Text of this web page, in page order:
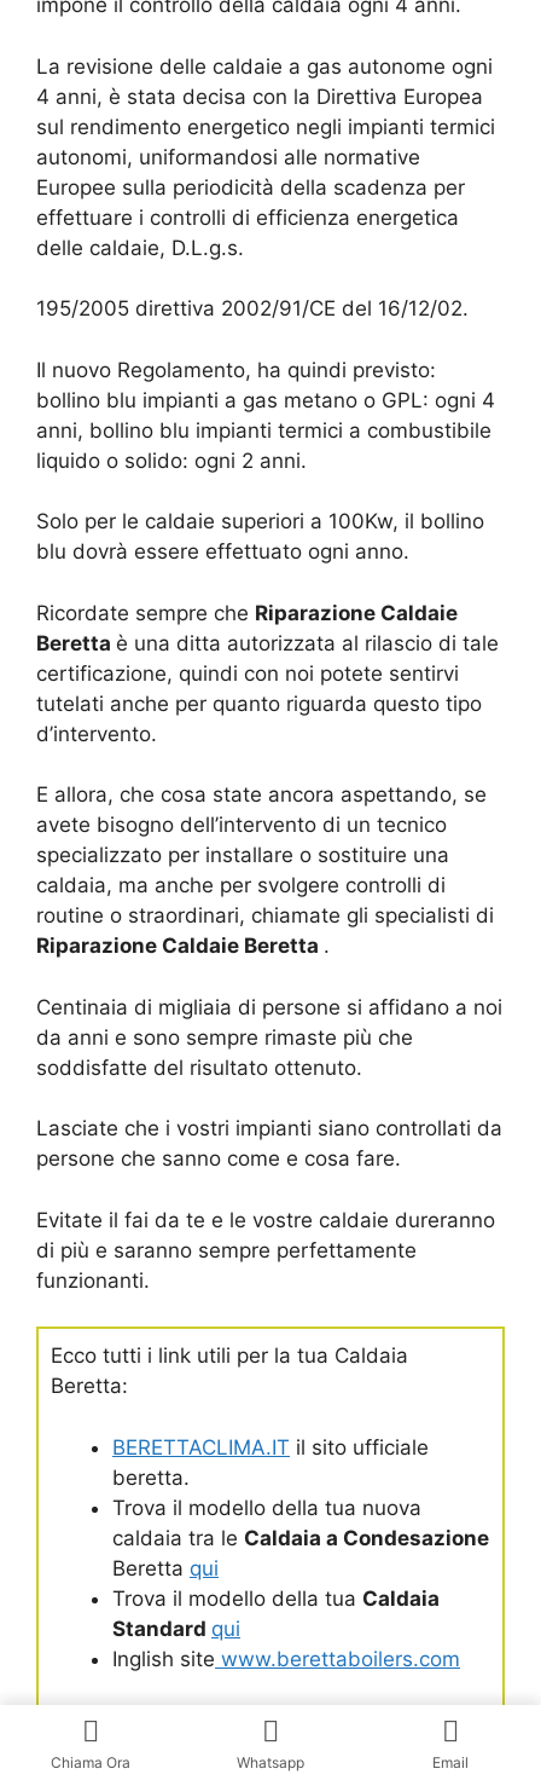
impone il controllo della caldaia ogni 4 anni.
La revisione delle caldaie a gas autonome ogni
4 anni, è stata decisa con la Direttiva Europea
sul rendimento energetico negli impianti termici
autonomi, uniformandosi alle normative
Europee sulla periodicità della scadenza per
effettuare i controlli di efficienza energetica
delle caldaie, D.L.g.s.
195/2005 direttiva 2002/91/CE del 16/12/02.
Il nuovo Regolamento, ha quindi previsto:
bollino blu impianti a gas metano o GPL: ogni 4
anni, bollino blu impianti termici a combustibile
liquido o solido: ogni 2 anni.
Solo per le caldaie superiori a 100Kw, il bollino
blu dovrà essere effettuato ogni anno.
Ricordate sempre che Riparazione Caldaie
Beretta è una ditta autorizzata al rilascio di tale
certificazione, quindi con noi potete sentirvi
tutelati anche per quanto riguarda questo tipo
d’intervento.
E allora, che cosa state ancora aspettando, se
avete bisogno dell’intervento di un tecnico
specializzato per installare o sostituire una
caldaia, ma anche per svolgere controlli di
routine o straordinari, chiamate gli specialisti di
Riparazione Caldaie Beretta .
Centinaia di migliaia di persone si affidano a noi
da anni e sono sempre rimaste più che
soddisfatte del risultato ottenuto.
Lasciate che i vostri impianti siano controllati da
persone che sanno come e cosa fare.
Evitate il fai da te e le vostre caldaie dureranno
di più e saranno sempre perfettamente
funzionanti.
Ecco tutti i link utili per la tua Caldaia
Beretta:
BERETTACLIMA.IT il sito ufficiale
beretta.
Trova il modello della tua nuova
caldaia tra le Caldaia a Condesazione
Beretta qui
Trova il modello della tua Caldaia
Standard qui
Inglish site www.berettaboilers.com
Chiama Ora Whatsapp Email